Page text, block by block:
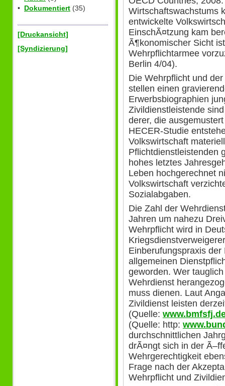
• Dokumentiert (35)
[Druckansicht]
[Syndizierung]
Wirtschaftswachstums
entwickelte
EinschÃ¤tzung kam
Ã¶konomischer Sicht
Wehrpflichtarmee
Berlin 4/04).
Die Wehrpflicht und
stellen einen
Erwerbsbiographien
Zivildienstleistende
derer, die
HECER-Studie
Volkswirtschaft
Pflichtdienstleistenden
hohes letztes
Leben hochgerechnet
Volkswirtschaft
Sozialabgaben.
Die Zahl der
Jahren um nahezu
Wehrpflicht wird in
Einberufungspraxis
allgemeinen
geworden. Wer
Wehrdienst
muss dienen. Laut
Zivildienst leisten
(Quelle:
(Quelle: http:
durchschnittlichen
drÃ¤ngt sich in der
Wehrgerechtigkeit
Frage nach der
Wehrpflicht und